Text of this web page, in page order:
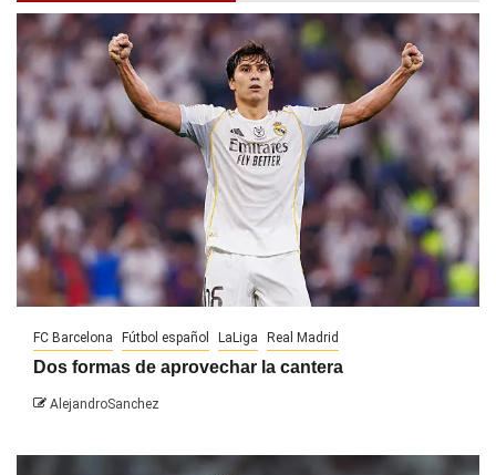
FC Barcelona Fútbol español LaLiga Real Madrid
Dos formas de aprovechar la cantera
AlejandroSanchez